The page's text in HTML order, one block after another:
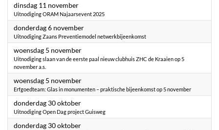
dinsdag 11 november2025
Uitnodiging ORAM Najaarsevent 2025
donderdag 6 november2025
Uitnodiging Zaans Preventiemodel netwerkbijeenkomst
woensdag 5 november2025
Uitnodiging slaan van de eerste paal nieuw clubhuis ZHC de Kraaien op 5
november a.s.
woensdag 5 november2025
Erfgoedteam: Glas in monumenten – praktische bijeenkomst op 5 november
donderdag 30 oktober2025
Uitnodiging Open Dag project Guisweg
donderdag 30 oktober2025